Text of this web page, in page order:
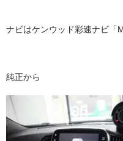
ナビはケンウッド彩速ナビ「
純正から